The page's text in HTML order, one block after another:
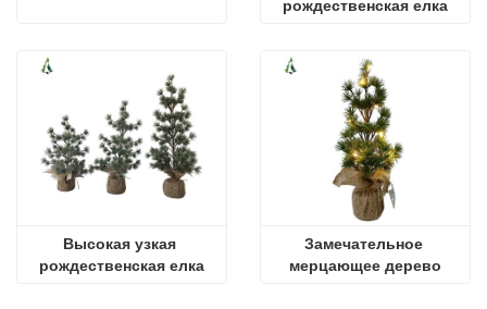
рождественская елка
Высокая узкая
рождественская елка
Замечательное
мерцающее дерево